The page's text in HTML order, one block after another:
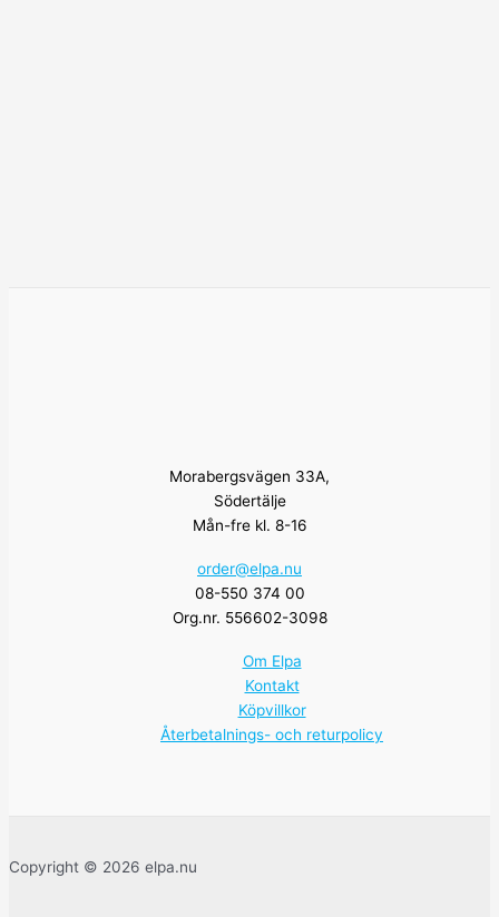
Morabergsvägen 33A,
Södertälje
Mån-fre kl. 8-16
order@elpa.nu
08-550 374 00
Org.nr. 556602-3098
Om Elpa
Kontakt
Köpvillkor
Återbetalnings- och returpolicy
Copyright © 2026 elpa.nu